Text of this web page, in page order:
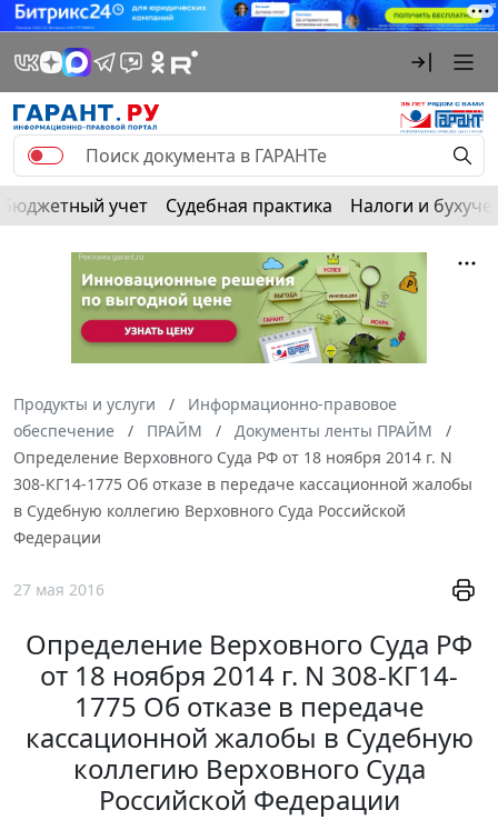
Бюджетный учет Судебная практика Налоги и
Продукты и услуги
Информационно-правовое
обеспечение
ПРАЙМ
Документы ленты ПРАЙМ
Определение Верховного Суда РФ от 18 ноября 2014 г. N
308-КГ14-1775 Об отказе в передаче кассационной жалобы
в Судебную коллегию Верховного Суда Российской
Федерации
27 мая 2016
Определение Верховного Суда РФ
от 18 ноября 2014 г. N 308-КГ14-
1775 Об отказе в передаче
кассационной жалобы в Судебную
коллегию Верховного Суда
Российской Федерации